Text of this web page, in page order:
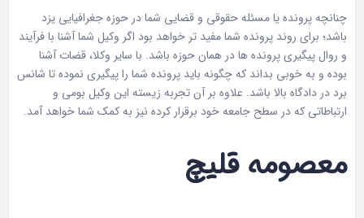
چنانچه پرونده یا مسئله حقوقی و قضایی شما در حوزه جغرافیایی یزد
باشد؛ برای روند پرونده شما مفید تر خواهد بود اگر وکیل شما آشنا با فرآیند
و روال پیگیری پرونده ها در همان حوزه باشد. با سایر وکلا، قضات آشنا
بوده و به خوبی بداند که چگونه باید پرونده شما را پیگیری نموده تا شانس
برد در دادگاه بالا باشد. علاوه بر آن تجربه زیسته این وکیل بومی و
ارتباطاتی که در سطح جامعه خود برقرار کرده نیز به کمک شما خواهد آمد.
معصومه قلیچ